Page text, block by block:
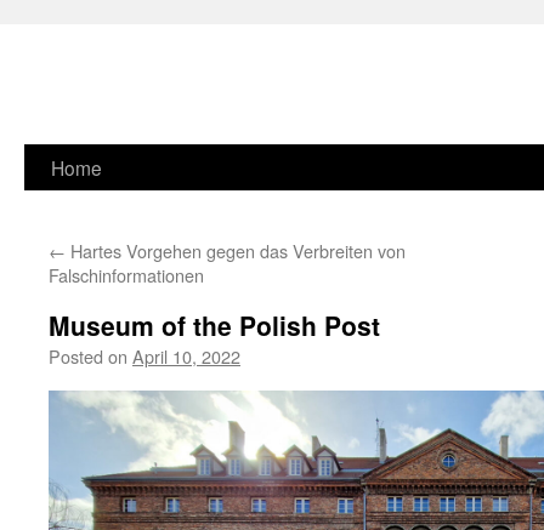
Skip
content
Home
← Hartes Vorgehen gegen das Verbreiten von
Falschinformationen
Museum of the Polish Post
Posted on April 10, 2022